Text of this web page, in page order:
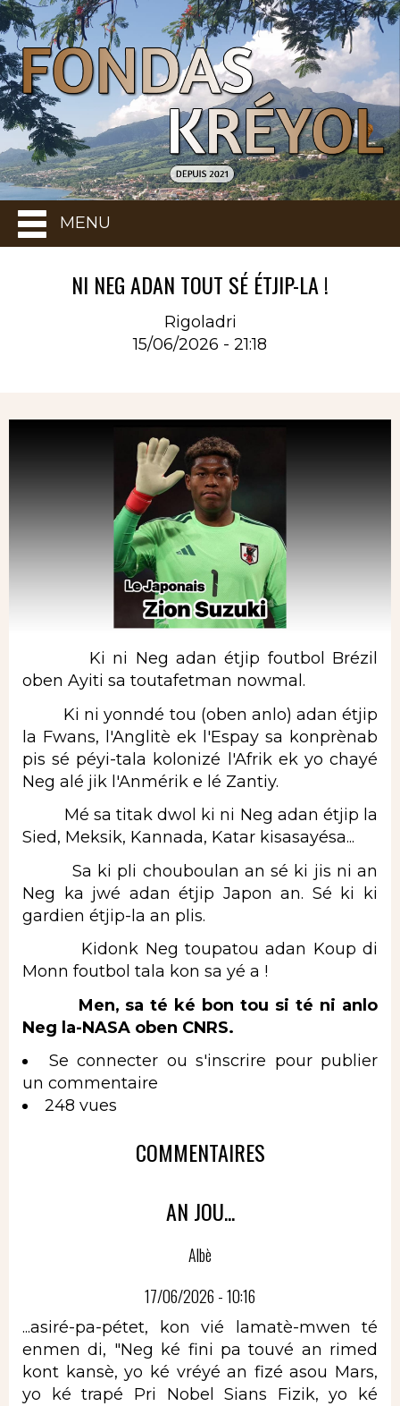
MENU
NI NEG ADAN TOUT SÉ ÉTJIP-LA !
Rigoladri
15/06/2026 - 21:18
Ki ni Neg adan étjip foutbol Brézil
oben Ayiti sa toutafetman nowmal.
Ki ni yonndé tou (oben anlo) adan étjip
la Fwans, l'Anglitè ek l'Espay sa konprènab
pis sé péyi-tala kolonizé l'Afrik ek yo chayé
Neg alé jik l'Anmérik e lé Zantiy.
Mé sa titak dwol ki ni Neg adan étjip la
Sied, Meksik, Kannada, Katar kisasayésa...
Sa ki pli chouboulan an sé ki jis ni an
Neg ka jwé adan étjip Japon an. Sé ki ki
gardien étjip-la an plis.
Kidonk Neg toupatou adan Koup di
Monn foutbol tala kon sa yé a !
Men, sa té ké bon tou si té ni anlo
Neg la-NASA oben CNRS.
Se connecter ou s'inscrire pour publier
un commentaire
248 vues
COMMENTAIRES
AN JOU...
Albè
17/06/2026 - 10:16
...asiré-pa-pétet, kon vié lamatè-mwen té
enmen di, "Neg ké fini pa touvé an rimed
kont kansè, yo ké vréyé an fizé asou Mars,
yo ké trapé Pri Nobel Sians Fizik, yo ké